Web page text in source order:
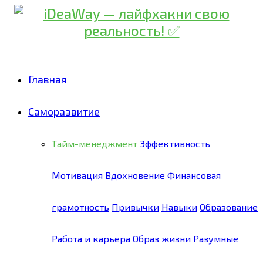
Главная
Саморазвитие
Тайм-менеджмент Эффективность
Мотивация Вдохновение Финансовая
грамотность Привычки Навыки Образование
Работа и карьера Образ жизни Разумные